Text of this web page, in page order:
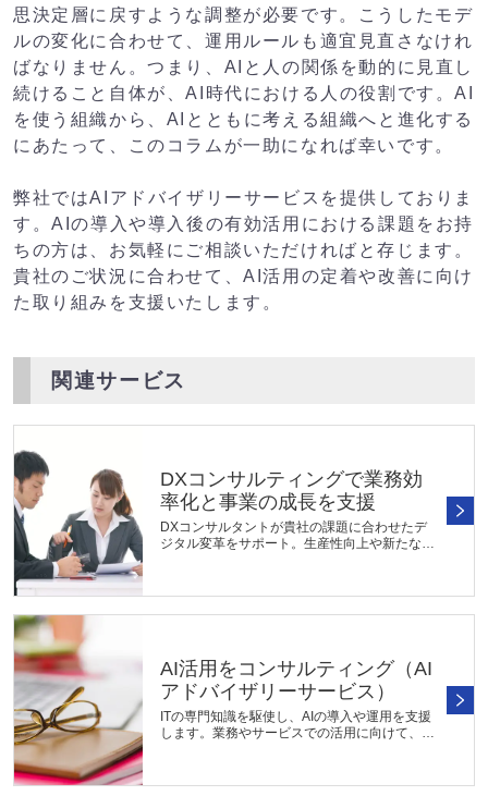
思決定層に戻すような調整が必要です。こうしたモデ
ルの変化に合わせて、運用ルールも適宜見直さなけれ
ばなりません。つまり、AIと人の関係を動的に見直し
続けること自体が、AI時代における人の役割です。AI
を使う組織から、AIとともに考える組織へと進化する
にあたって、このコラムが一助になれば幸いです。
弊社ではAIアドバイザリーサービスを提供しておりま
す。AIの導入や導入後の有効活用における課題をお持
ちの方は、お気軽にご相談いただければと存じます。
貴社のご状況に合わせて、AI活用の定着や改善に向け
た取り組みを支援いたします。
関連サービス
DXコンサルティングで業務効
率化と事業の成長を支援
DXコンサルタントが貴社の課題に合わせたデ
ジタル変革をサポート。生産性向上や新たな事
に応じてシステムの選定や導入支援...
AI活用をコンサルティング（AI
アドバイザリーサービス）
ITの専門知識を駆使し、AIの導入や運用を支援
します。業務やサービスでの活用に向けて、AI
立案。競争力を強化するAIコンサ...